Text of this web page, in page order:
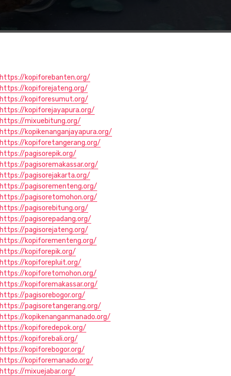
https://kopiforebanten.org/
https://kopiforejateng.org/
https://kopiforesumut.org/
https://kopiforejayapura.org/
https://mixuebitung.org/
https://kopikenanganjayapura.org/
https://kopiforetangerang.org/
https://pagisorepik.org/
https://pagisoremakassar.org/
https://pagisorejakarta.org/
https://pagisorementeng.org/
https://pagisoretomohon.org/
https://pagisorebitung.org/
https://pagisorepadang.org/
https://pagisorejateng.org/
https://kopiforementeng.org/
https://kopiforepik.org/
https://kopiforepluit.org/
https://kopiforetomohon.org/
https://kopiforemakassar.org/
https://pagisorebogor.org/
https://pagisoretangerang.org/
https://kopikenanganmanado.org/
https://kopiforedepok.org/
https://kopiforebali.org/
https://kopiforebogor.org/
https://kopiforemanado.org/
https://mixuejabar.org/